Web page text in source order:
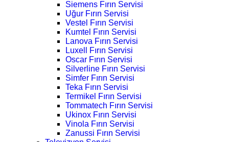
Siemens Fırın Servisi
Uğur Fırın Servisi
Vestel Fırın Servisi
Kumtel Fırın Servisi
Lanova Fırın Servisi
Luxell Fırın Servisi
Oscar Fırın Servisi
Silverline Fırın Servisi
Simfer Fırın Servisi
Teka Fırın Servisi
Termikel Fırın Servisi
Tommatech Fırın Servisi
Ukinox Fırın Servisi
Vinola Fırın Servisi
Zanussi Fırın Servisi